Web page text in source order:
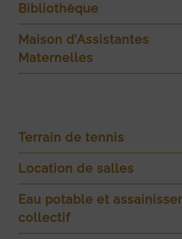
Bibliothèque
Maison d’Assistantes
Maternelles
Terrain de tennis
Location de salles
Eau potable et
collectif